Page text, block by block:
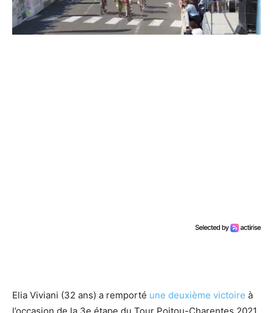
Elia Viviani (32 ans) a remporté une deuxième victoire à